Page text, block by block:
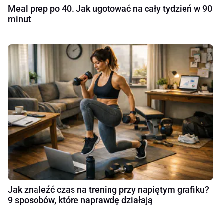
Meal prep po 40. Jak ugotować na cały tydzień w 90
minut
Jak znaleźć czas na trening przy napiętym grafiku?
9 sposobów, które naprawdę działają